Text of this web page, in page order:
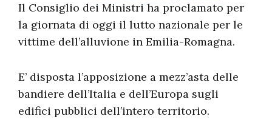
Il Consiglio dei Ministri ha proclamato per
la giornata di oggi il lutto nazionale per le
vittime dell’alluvione in Emilia-Romagna.
E’ disposta l’apposizione a mezz’asta delle
bandiere dell’Italia e dell’Europa sugli
edifici pubblici dell’intero territorio.